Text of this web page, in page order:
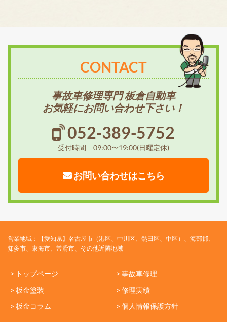
CONTACT
事故車修理専門 板倉自動車
お気軽にお問い合わせ下さい！
052-389-5752
受付時間 09:00〜19:00(日曜定休)
お問い合わせはこちら
営業地域：【愛知県】名古屋市（港区、中川区、熱田区、中区）、海部郡、
知多市、東海市、常滑市、その他近隣地域
> トップページ
> 事故車修理
> 板金塗装
> 修理実績
> 板金コラム
> 個人情報保護方針